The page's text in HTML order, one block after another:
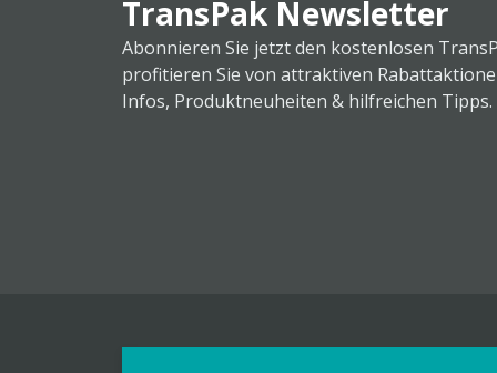
TransPak Newsletter
Abonnieren Sie jetzt den kostenlosen
profitieren Sie von attraktiven
Infos, Produktneuheiten & hilfreichen Tipps.